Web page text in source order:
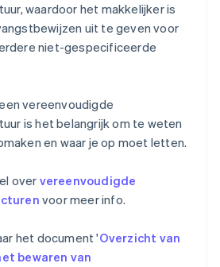
waardoor het makkelijker is
uit te geven voor
niet-gespecificeerde
vereenvoudigde
is het belangrijk om te weten
en waar je op moet letten.
over vereenvoudigde
voor meer info.
het document 'Overzicht van
bewaren van